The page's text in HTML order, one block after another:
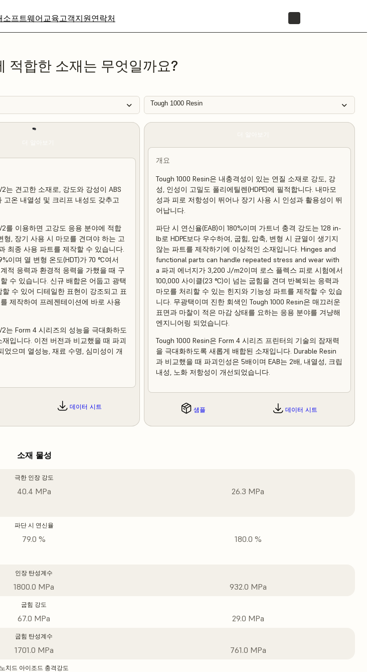
소프트웨어교육고객지원연락처
적합한 소재는 무엇일까요?
Tough 1000 Resin
는 견고한 소재로, 강도와 강성이 ABS
고온 내열성 및 크리프 내성도 갖추고
를 이용하면 고강도 응용 분야에 적합
형, 장기 사용 시 마모를 견뎌야 하는 고
최종 사용 파트를 제작할 수 있습니다.
이며 열 변형 온도(HDT)가 70 °C여서
적 응력과 환경적 응력을 가했을 때 구
수 있습니다. 신규 배합은 어둡고 광택
수 있어 디테일한 표현이 강조되고 표
제작하여 프레젠테이션에 바로 사용
는 Form 4 시리즈의 성능을 극대화하도
입니다. 이전 버전과 비교했을 때 파괴
었으며 열성능, 재료 수명, 심미성이 개
데이터 시트
개요
Tough 1000 Resin은 내충격성이 있는 연질 소재로 강도, 강
성, 인성이 고밀도 폴리에틸렌(HDPE)에 필적합니다. 내마모
성과 피로 저항성이 뛰어나 장기 사용 시 인성과 활용성이 뛰
어납니다.
파단 시 연신율(EAB)이 180%이며 가트너 충격 강도는 128 in-
lb로 HDPE보다 우수하여, 굽힘, 압축, 변형 시 균열이 생기지
않는 파트를 제작하기에 이상적인 소재입니다. Hinges and
functional parts can handle repeated stress and wear with
a 파괴 에너지가 3,200 J/m2이며 로스 플렉스 피로 시험에서
100,000 사이클(23 °C)이 넘는 굽힘을 견뎌 반복되는 응력과
마모를 처리할 수 있는 힌지와 기능성 파트를 제작할 수 있습
니다. 무광택이며 진한 회색인 Tough 1000 Resin은 매끄러운
표면과 마찰이 적은 마감 상태를 요하는 응용 분야를 겨냥해
엔지니어링 되었습니다.
Tough 1000 Resin은 Form 4 시리즈 프린터의 기술의 잠재력
을 극대화하도록 새롭게 배합된 소재입니다. Durable Resin
과 비교했을 때 파괴인성은 5배이며 EAB는 2배, 내열성, 크립
내성, 노화 저항성이 개선되었습니다.
샘플 데이터 시트
소재 물성
극한 인장 강도
40.4 MPa 26.3 MPa
파단 시 연신율
79.0 % 180.0 %
인장 탄성계수
1800.0 MPa 932.0 MPa
굽힘 강도
67.0 MPa 29.0 MPa
굽힘 탄성계수
1701.0 MPa 761.0 MPa
노치드 아이조드 충격강도